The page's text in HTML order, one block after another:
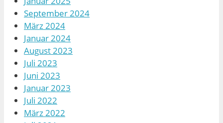
September 2024
März 2024
Januar 2024
August 2023
Juli 2023
Juni 2023
Januar 2023
Juli 2022
März 2022